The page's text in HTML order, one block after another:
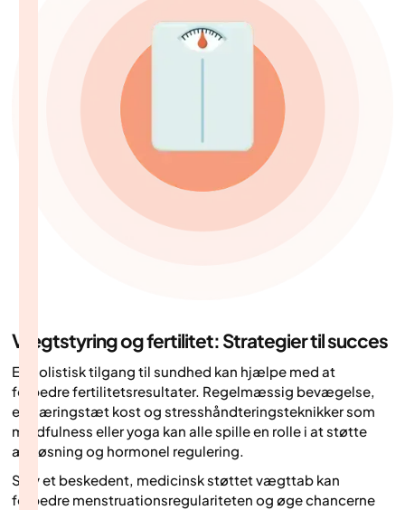
Vægtstyring og fertilitet: Strategier til succes
En holistisk tilgang til sundhed kan hjælpe med at
forbedre fertilitetsresultater. Regelmæssig bevægelse,
en næringstæt kost og stresshåndteringsteknikker som
mindfulness eller yoga kan alle spille en rolle i at støtte
ægløsning og hormonel regulering.
Selv et beskedent, medicinsk støttet vægttab kan
forbedre menstruationsregulariteten og øge chancerne